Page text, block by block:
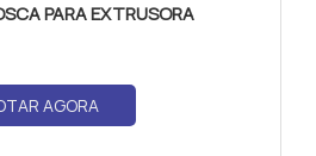
PARA EXTRUSORA
AGORA